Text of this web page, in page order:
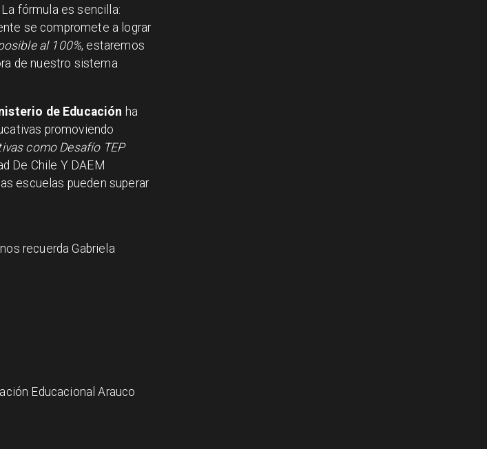
fórmula es sencilla:
se compromete a lograr
al 100%, estaremos
de nuestro sistema
de Educación ha
promoviendo
como Desafío TEP
De Chile Y DAEM
escuelas pueden superar
recuerda Gabriela
Educacional Arauco